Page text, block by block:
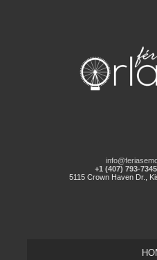
+1 (407) 793-
5115 Crown Haven Dr.,